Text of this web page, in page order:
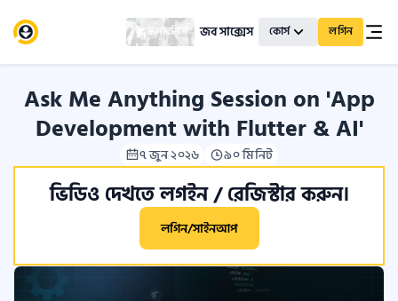
স্কলারশিপ জব সাক্সেস কোর্স লগিন
Ask Me Anything Session on 'App
Development with Flutter & AI'
৭ জুন ২০২৬ ৯০ মিনিট
ভিডিও দেখতে লগইন / রেজিস্টার করুন।
লগিন/সাইনআপ